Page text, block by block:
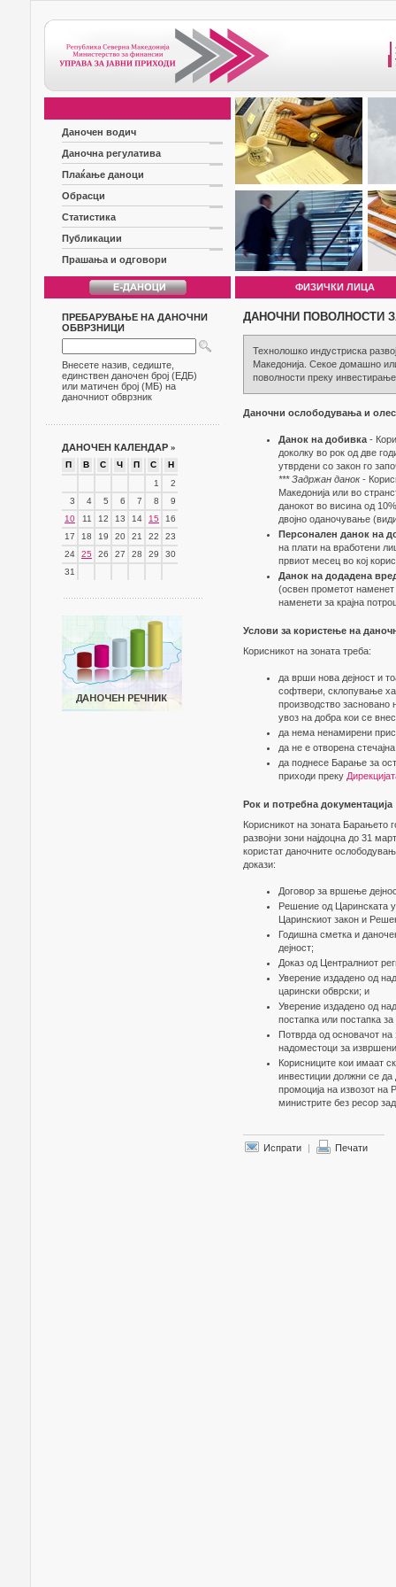
Даночен водич
Даночна регулатива
Плаќање даноци
Обрасци
Статистика
Публикации
Прашања и одговори
ФИЗИЧКИ ЛИЦА
ПРЕБАРУВАЊЕ НА ДАНОЧНИ
ОБВРЗНИЦИ
Внесете назив, седиште,
единствен даночен број (ЕДБ)
или матичен број (МБ) на
даночниот обврзник
ДАНОЧЕН КАЛЕНДАР »
П В С Ч П С
Н
1
2
3
4 5 6 7 8
9
10
11 12 13 14 15
16
17
18 19 20 21 22
23
24
25 26 27 28 29
30
31
ДАНОЧНИ ПОВОЛНОСТИ
Технолошко индустриска
Македонија. Секое домашно
поволности преку
Даночни ослободувања и
Данок на добивка -
доколку во рок од две
утврдени со закон го
*** Задржан данок-
Македонија или во
данокот во висина од
двојно оданочување
Персонален данок на
на плати на вработени
првиот месец во кој
Данок на додадена
(освен прометот
наменети за крајна
Услови за користење на
Корисникот на зоната треба:
да врши нова дејност и
софтвери, склопување
производство засновано
увоз на добра кои се
да нема ненамирени
да не е отворена
да поднесе Барање за
приходи преку
Рок и потребна документација
Корисникот на зоната Барањето
развојни зони најдоцна до 31
користат даночните
докази:
Договор за вршење
Решение од Царинската
Царинскиот закон и
Годишна сметка и
дејност;
Доказ од Централниот
Уверение издадено од
царински обврски; и
Уверение издадено од
постапка или постапка за
Потврда од основачот на
надоместоци за
Корисниците кои имаат
инвестиции должни се да
промоција на извозот на
министрите без ресор
Испрати | Печати